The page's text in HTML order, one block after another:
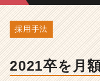
採用手法
2021卒を月